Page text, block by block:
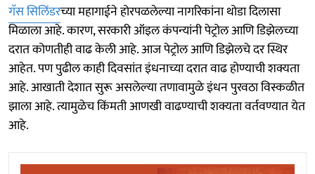
गॅस सिलिंडरच्या महागाईने होरपळलेल्या नागरिकांना थोडा दिलासा
मिळाला आहे. कारण, सरकारी ऑइल कंपन्यांनी पेट्रोल आणि डिझेलच्या
दरात कोणतीही वाढ केली आहे. आज पेट्रोल आणि डिझेलचे दर स्थिर
आहेत. पण पुढील काही दिवसांत इंधनाच्या दरात वाढ होण्याची शक्यता
आहे. आखाती देशात सुरू असलेल्या तणावामुळे इंधन पुरवठा विस्कळीत
झाला आहे. त्यामुळेच किंमती आणखी वाढण्याची शक्यता वर्तवण्यात येत
आहे.